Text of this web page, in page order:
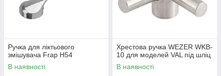
Ручка для ліктьового
змішувача Frap H54
В наявності
Хрестова ручка WEZER WKB-
10 для моделей VAL під шліц
В наявності